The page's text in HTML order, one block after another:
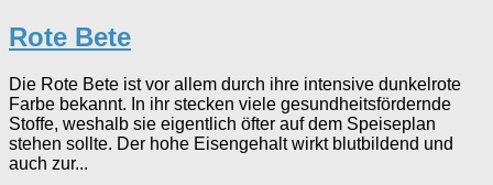
Rote Bete
Die Rote Bete ist vor allem durch ihre intensive dunkelrote
Farbe bekannt. In ihr stecken viele gesundheitsfördernde
Stoffe, weshalb sie eigentlich öfter auf dem Speiseplan
stehen sollte. Der hohe Eisengehalt wirkt blutbildend und
auch zur...